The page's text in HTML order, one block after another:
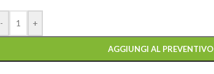
- +
AGGIUNGI AL PREVENTIVO